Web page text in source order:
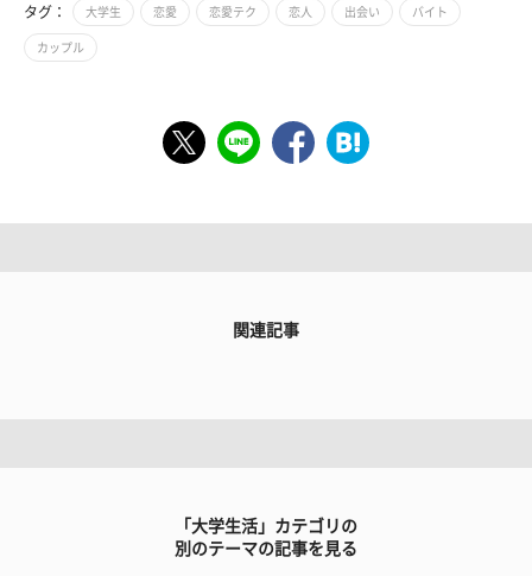
タグ： 大学生 恋愛 恋愛テク 恋人 出会い バイト
カップル
関連記事
「大学生活」カテゴリの
別のテーマの記事を見る